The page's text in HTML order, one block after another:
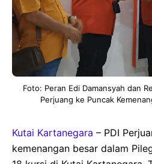
Foto: Peran Edi Damansyah dan
Perjuang ke Puncak
Kutai Kartanegara – PDI
kemenangan besar dalam